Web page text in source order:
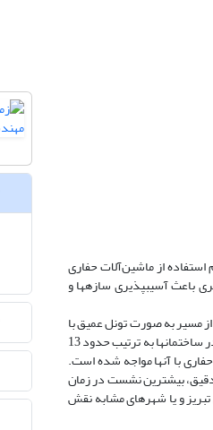
از ماشین‌آلات حفاری
باعث آسیب­پذیری سازه­ها و
میدان ائل‌گلی آغاز و پس از عبور از مرکز و بافت فرسوده شهری در کوی لاله خاتمه می­یابد. حدود 8 کیلومتر از مسیر به صورت تونل عمیق با
دو دستگاه ماشین حفار از نوع سپر تعادلی در حال حفاری می‌باشد. بررسی مخاطرات حفاری در بافت شهری نشان می­دهد ایجاد ترک‌های بزرگ و جزئی در ساختمان­ها به ترتیب حدود 13
درصد، از آسیب‌هایی هستند که در زمان حفاری با آنها مواجه شده است.
دقیق، بیشترین نشست در زمان
تبریز و یا شهرهای مشابه نقش